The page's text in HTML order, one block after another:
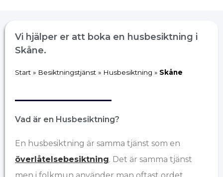
Vi hjälper er att boka en husbesiktning i
Skåne.
Start » Besiktningstjänst » Husbesiktning » Skåne
Vad är en Husbesiktning?
En husbesiktning är samma tjänst som en
överlåtelsebesiktning. Det är samma tjänst
men i folkmun använder man oftast ordet